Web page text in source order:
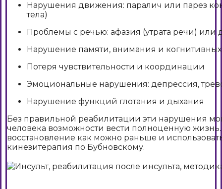
Нарушения движения: паралич или парез
тела)
Проблемы с речью: афазия (утрата речи) или
Нарушение памяти, внимания и
Потеря чувствительности и координации
Эмоциональные нарушения: депрессия,
Нарушение функций глотания и дыхания
Без правильной реабилитации эти нарушения
человека возможности вести полноценную
восстановление как можно раньше и
кинезитерапия по Бубновскому.